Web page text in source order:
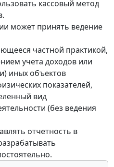
кассовый метод
может принять ведение
частной практикой,
учета доходов или
иных объектов
показателей,
вид
(без ведения
отчетность в